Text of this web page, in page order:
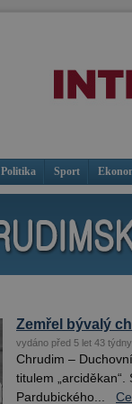
Politika Sport
Zemřel bývalý
vydáno před 5 let 43 týdny
Chrudim –
titulem
Pardubického...